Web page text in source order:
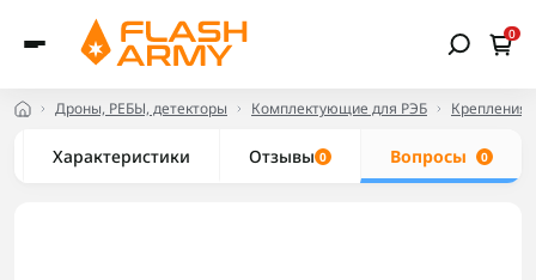
0
Дроны, РЕБЫ, детекторы Комплектующие для РЭБ Крепления
Характеристики Отзывы 0 Вопросы 0